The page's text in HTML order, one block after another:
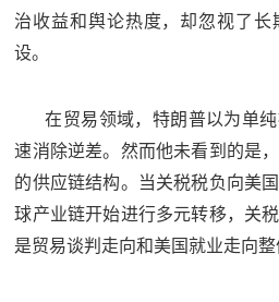
治收益和舆论热度，却忽视了
设。
在贸易领域，特朗普以为单
速消除逆差。然而他未看到的是
的供应链结构。当关税税负向美
球产业链开始进行多元转移，关
是贸易谈判走向和美国就业走向整